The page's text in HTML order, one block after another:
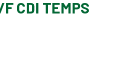
CDI TEMPS